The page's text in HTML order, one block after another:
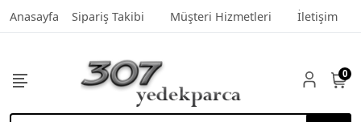
Anasayfa Sipariş Takibi Müşteri Hizmetleri İletişim
0